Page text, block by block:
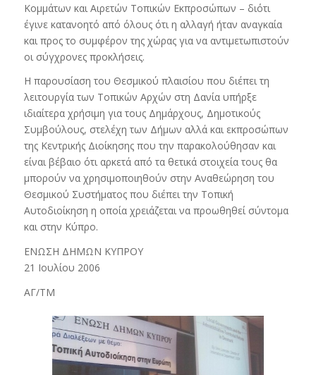
Κομμάτων και Αιρετών Τοπικών Εκπροσώπων – διότι
έγινε κατανοητό από όλους ότι η αλλαγή ήταν αναγκαία
και προς το συμφέρον της χώρας για να αντιμετωπιστούν
οι σύγχρονες προκλήσεις.
Η παρουσίαση του Θεσμικού πλαισίου που διέπει τη
λειτουργία των Τοπικών Αρχών στη Δανία υπήρξε
ιδιαίτερα χρήσιμη για τους Δημάρχους, Δημοτικούς
Συμβούλους, στελέχη των Δήμων αλλά και εκπροσώπων
της Κεντρικής Διοίκησης που την παρακολούθησαν και
είναι βέβαιο ότι αρκετά από τα θετικά στοιχεία τους θα
μπορούν να χρησιμοποιηθούν στην Αναθεώρηση του
Θεσμικού Συστήματος που διέπει την Τοπική
Αυτοδιοίκηση η οποία χρειάζεται να προωθηθεί σύντομα
και στην Κύπρο.
ΕΝΩΣΗ ΔΗΜΩΝ ΚΥΠΡΟΥ
21 Ιουλίου 2006
ΑΓ/ΤΜ